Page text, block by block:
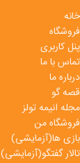
خانه
فروشگاه
پنل کاربری
تماس با ما
درباره ما
قصه گو
مجله انیمه تولز
فروشگاه من
بازی ها(آزمایشی)
تالار گفتگو(آزمایشی)